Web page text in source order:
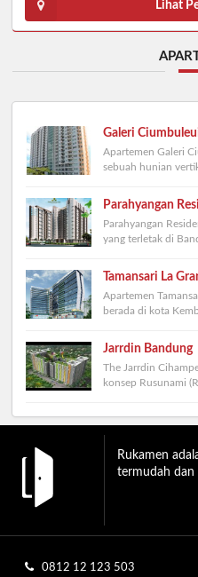
Lihat
Galeri
Apartemen Galeri
sebuah hunian
Parahyangan
Parahyangan
yang terletak di
Tamansari La
Apartemen
berada di kota
Jarrdin Bandung
The Jarrdin
konsep Rusunami
Rukamen
termudah dan
0812 12 123 503